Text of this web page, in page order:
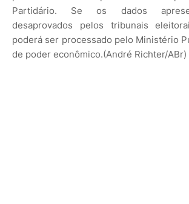
Partidário. Se os dados
desaprovados pelos tribunais
poderá ser processado pelo Ministério
de poder econômico.(André Richter/ABr)